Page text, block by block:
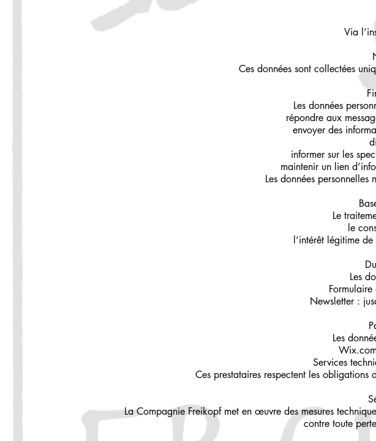
Via
Ces données sont collectées
Les données
répondre aux
envoyer des
informer sur les
maintenir un lien
Les données
Le
le
l’intérêt légitime
Les
Newsletter :
Les
Services
Ces prestataires respectent les obligations
La Compagnie Freikopf met en œuvre des mesures
contre toute